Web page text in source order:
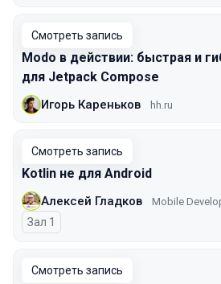
Смотреть запись
Modo в действии: быстрая и
для Jetpack Compose
Игорь Кареньков hh.ru
Смотреть запись
Kotlin не для Android
Алексей Гладков Mobile
Зал 1
Смотреть запись